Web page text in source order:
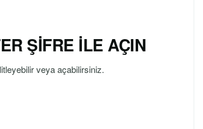
ŞİFRE İLE AÇIN
veya açabilirsiniz.